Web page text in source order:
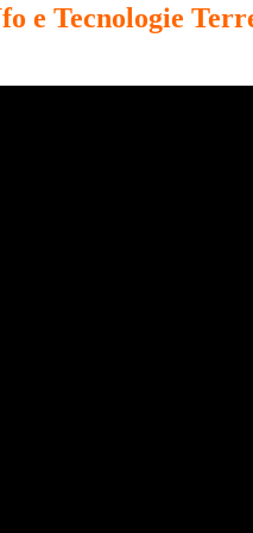
e Tecnologie